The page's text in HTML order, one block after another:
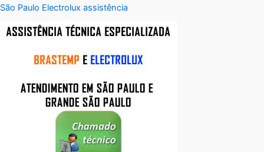
São Paulo Electrolux assistência